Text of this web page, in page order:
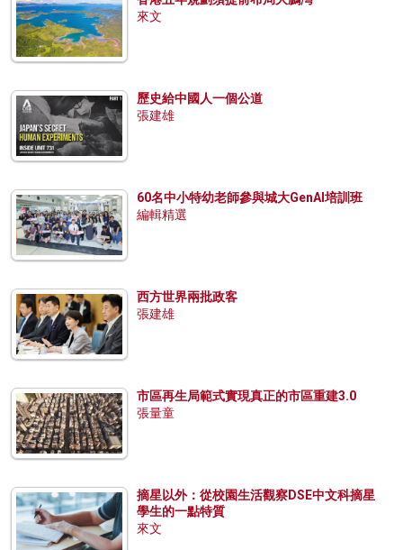
來文
歷史給中國人一個公道
張建雄
60名中小特幼老師參與城大GenAI培訓班
編輯精選
西方世界兩批政客
張建雄
市區再生局範式實現真正的市區重建3.0
張量童
摘星以外：從校園生活觀察DSE中文科摘星
學生的一點特質
來文